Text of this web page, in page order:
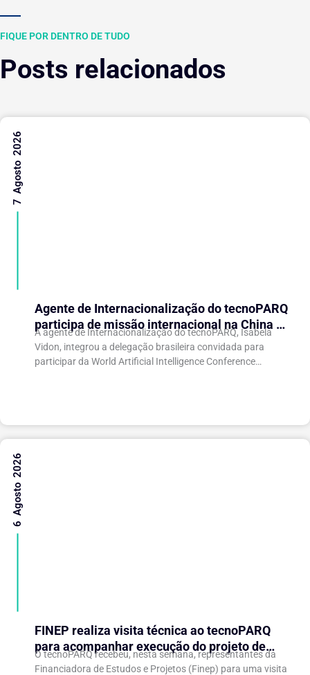
FIQUE POR DENTRO DE TUDO
Posts relacionados
Agente de Internacionalização do tecnoPARQ
participa de missão internacional na China e
fortalece conexões com o ecossistema de
inovação
A agente de Internacionalização do tecnoPARQ, Isabela
Vidon, integrou a delegação brasileira convidada para
participar da World Artificial Intelligence Conference
7 Agosto 2026
FINEP realiza visita técnica ao tecnoPARQ
para acompanhar execução do projeto de
expansão do Parque Tecnológico
O tecnoPARQ recebeu, nesta semana, representantes da
Financiadora de Estudos e Projetos (Finep) para uma visita
6 Agosto 2026